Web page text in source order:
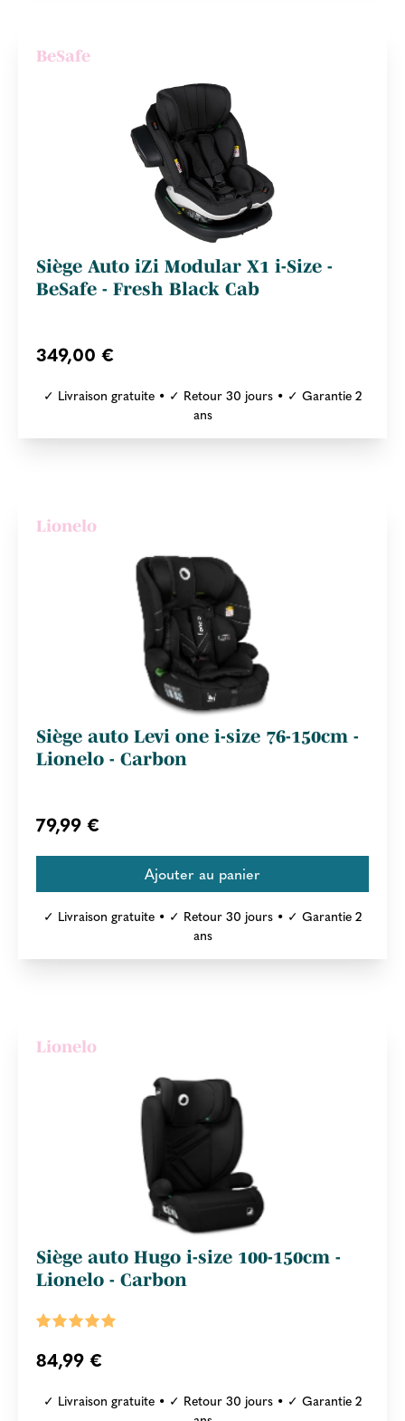
BeSafe
Siège Auto iZi Modular X1 i-Size -
BeSafe - Fresh Black Cab
349,00 €
✓ Livraison gratuite • ✓ Retour 30 jours • ✓ Garantie 2
ans
Lionelo
Siège auto Levi one i-size 76-150cm -
Lionelo - Carbon
79,99 €
✓ Livraison gratuite • ✓ Retour 30 jours • ✓ Garantie 2
ans
Lionelo
Siège auto Hugo i-size 100-150cm -
Lionelo - Carbon
84,99 €
✓ Livraison gratuite • ✓ Retour 30 jours • ✓ Garantie 2